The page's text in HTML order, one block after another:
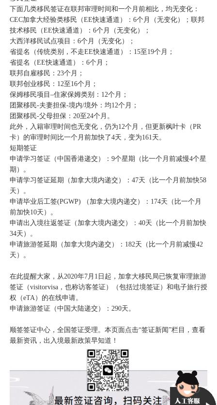
下面几类移民签证在联邦审理时间和一个月前相比，均无变化：
CEC加拿大经验类移民（EE快速通道）：6个月（无变化）；联邦
技术移民（EE快速通道）：6个月（无变化）；
大西洋移民试点项目：6个月（无变化）；
省提名（传统类别，不走EE快速通道）：15至19个月；
省提名（EE快速通道）：6个月；
联邦自雇移民：23个月；
联邦创业移民：12至16个月；
保姆移民项目–住家保姆类别：12个月；
团聚移民-夫妻担保-境内/境外：均12个月；
团聚移民-父母担保：20至24个月。
此外，入籍审理时间也无变化，仍为12个月，但更新枫叶卡（PR
卡）的审理时间比一个月前加快了4天，变为161天。
短期签证
申请学习签证（中国香港递交）：9个星期（比一个月前减慢4个星
期）。
申请学习签证延期（加拿大境内递交）：47天（比一个月前加快58
天）。
申请毕业后工签(PGWP) （加拿大境内递交）：174天（比一个月
前加快10天）。
申请出入境往返签证（加拿大境内递交）：40天（比一个月前加快
34天）。
申请旅游签延期（加拿大境内递交）：182天（比一个月前减慢42
天）。
在此提醒大家，从2020年7月1日起，加拿大移民局已恢复审理旅游
签证（visitorvisa，也称访客签证）（包括过境签证）和电子旅行授
权（eTA）的在线申请。
申请旅游签证（中国大陆递交）：290天。
顺签签证中心，全国签证受理。本页面点击“签证新闻”栏目，查看
最新资讯，出入境最新政策早知道！